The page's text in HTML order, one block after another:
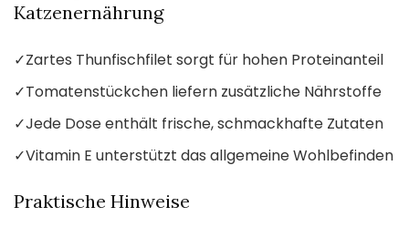
Katzenernährung
✓Zartes Thunfischfilet sorgt für hohen Proteinanteil
✓Tomatenstückchen liefern zusätzliche Nährstoffe
✓Jede Dose enthält frische, schmackhafte Zutaten
✓Vitamin E unterstützt das allgemeine Wohlbefinden
Praktische Hinweise